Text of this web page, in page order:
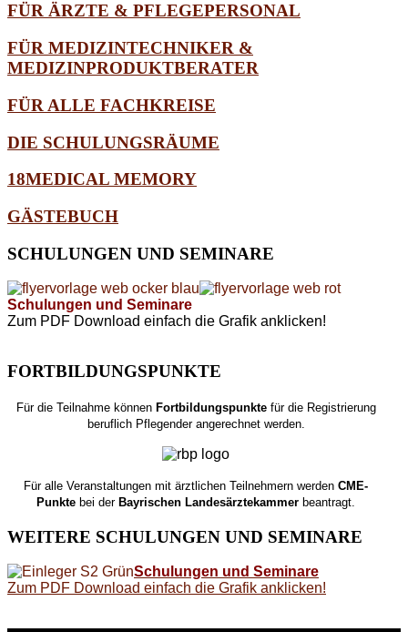
FÜR ÄRZTE & PFLEGEPERSONAL
FÜR MEDIZINTECHNIKER &
MEDIZINPRODUKTBERATER
FÜR ALLE FACHKREISE
DIE SCHULUNGSRÄUME
18MEDICAL MEMORY
GÄSTEBUCH
SCHULUNGEN UND SEMINARE
Schulungen und Seminare
Zum PDF Download einfach die Grafik anklicken!
FORTBILDUNGSPUNKTE
Für die Teilnahme könnenFortbildungspunktefür die Registrierung
beruflich Pflegender angerechnet werden.
Für alle Veranstaltungen mit ärztlichen Teilnehmern werdenCME-
Punkte bei derBayrischen Landesärztekammer beantragt.
WEITERE SCHULUNGEN UND SEMINARE
Schulungen und Seminare
Zum PDF Download einfach die Grafik anklicken!